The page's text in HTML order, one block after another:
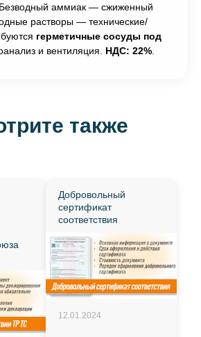
Безводный аммиак — сжиженный
растворы — технические/
герметичные сосуды под
и вентиляция. НДС: 22%
также
Добровольный
сертификат
соответствия
12.01.2024